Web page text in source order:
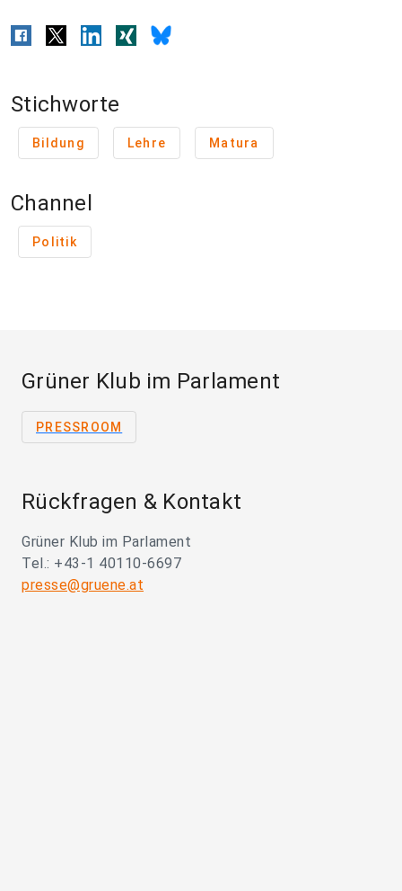
Stichworte
Bildung Lehre Matura
Channel
Politik
Grüner Klub im Parlament
PRESSROOM
Rückfragen & Kontakt
Grüner Klub im Parlament
Tel.: +43-1 40110-6697
presse@gruene.at